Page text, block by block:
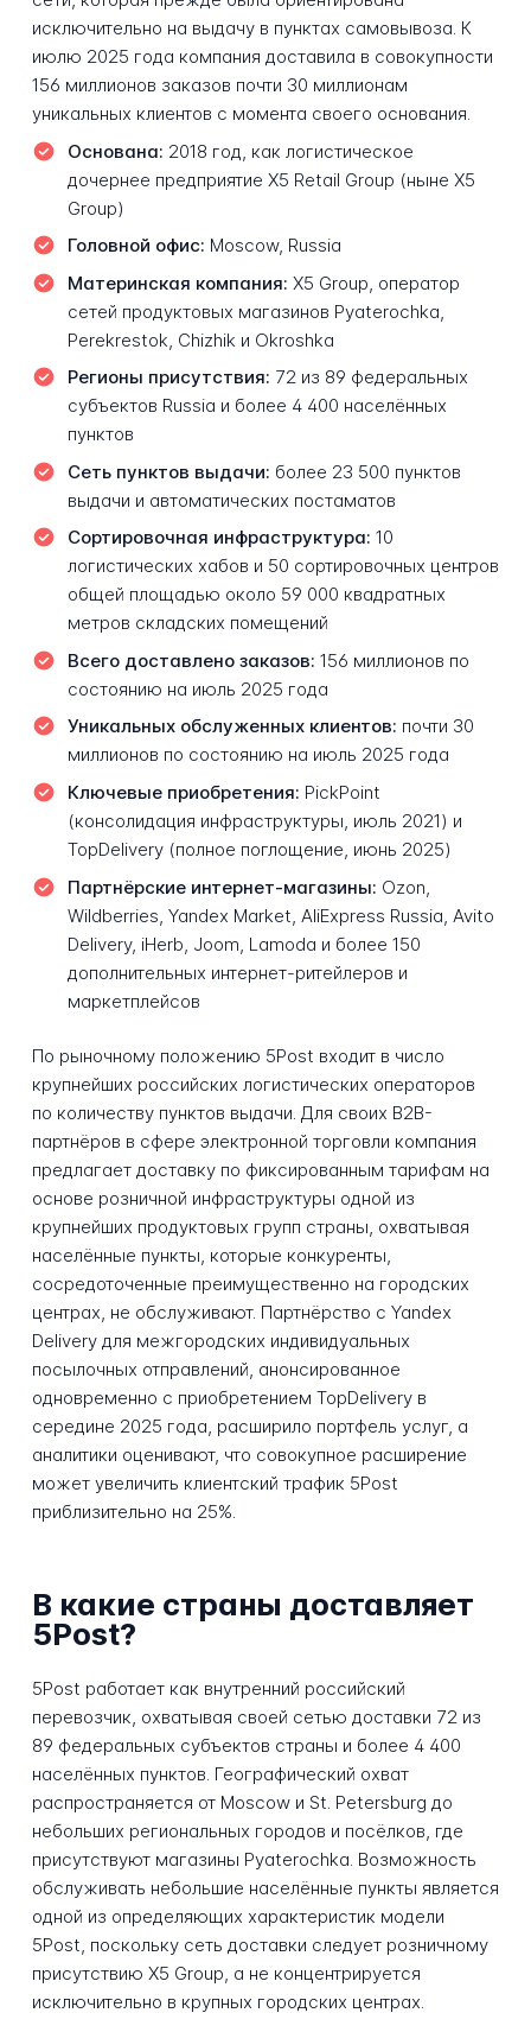
исключительно на выдачу в пунктах самовывоза. К
июлю 2025 года компания доставила в совокупности
156 миллионов заказов почти 30 миллионам
уникальных клиентов с момента своего основания.
Основана: 2018 год, как логистическое
дочернее предприятие X5 Retail Group (ныне X5
Group)
Головной офис: Moscow, Russia
Материнская компания: X5 Group, оператор
сетей продуктовых магазинов Pyaterochka,
Perekrestok, Chizhik и Okroshka
Регионы присутствия: 72 из 89 федеральных
субъектов Russia и более 4 400 населённых
пунктов
Сеть пунктов выдачи: более 23 500 пунктов
выдачи и автоматических постаматов
Сортировочная инфраструктура: 10
логистических хабов и 50 сортировочных центров
общей площадью около 59 000 квадратных
метров складских помещений
Всего доставлено заказов: 156 миллионов по
состоянию на июль 2025 года
Уникальных обслуженных клиентов: почти 30
миллионов по состоянию на июль 2025 года
Ключевые приобретения: PickPoint
(консолидация инфраструктуры, июль 2021) и
TopDelivery (полное поглощение, июнь 2025)
Партнёрские интернет-магазины: Ozon,
Wildberries, Yandex Market, AliExpress Russia, Avito
Delivery, iHerb, Joom, Lamoda и более 150
дополнительных интернет-ритейлеров и
маркетплейсов
По рыночному положению 5Post входит в число
крупнейших российских логистических операторов
по количеству пунктов выдачи. Для своих B2B-
партнёров в сфере электронной торговли компания
предлагает доставку по фиксированным тарифам на
основе розничной инфраструктуры одной из
крупнейших продуктовых групп страны, охватывая
населённые пункты, которые конкуренты,
сосредоточенные преимущественно на городских
центрах, не обслуживают. Партнёрство с Yandex
Delivery для межгородских индивидуальных
посылочных отправлений, анонсированное
одновременно с приобретением TopDelivery в
середине 2025 года, расширило портфель услуг, а
аналитики оценивают, что совокупное расширение
может увеличить клиентский трафик 5Post
приблизительно на 25%.
В какие страны доставляет
5Post?
5Post работает как внутренний российский
перевозчик, охватывая своей сетью доставки 72 из
89 федеральных субъектов страны и более 4 400
населённых пунктов. Географический охват
распространяется от Moscow и St. Petersburg до
небольших региональных городов и посёлков, где
присутствуют магазины Pyaterochka. Возможность
обслуживать небольшие населённые пункты является
одной из определяющих характеристик модели
5Post, поскольку сеть доставки следует розничному
присутствию X5 Group, а не концентрируется
исключительно в крупных городских центрах.